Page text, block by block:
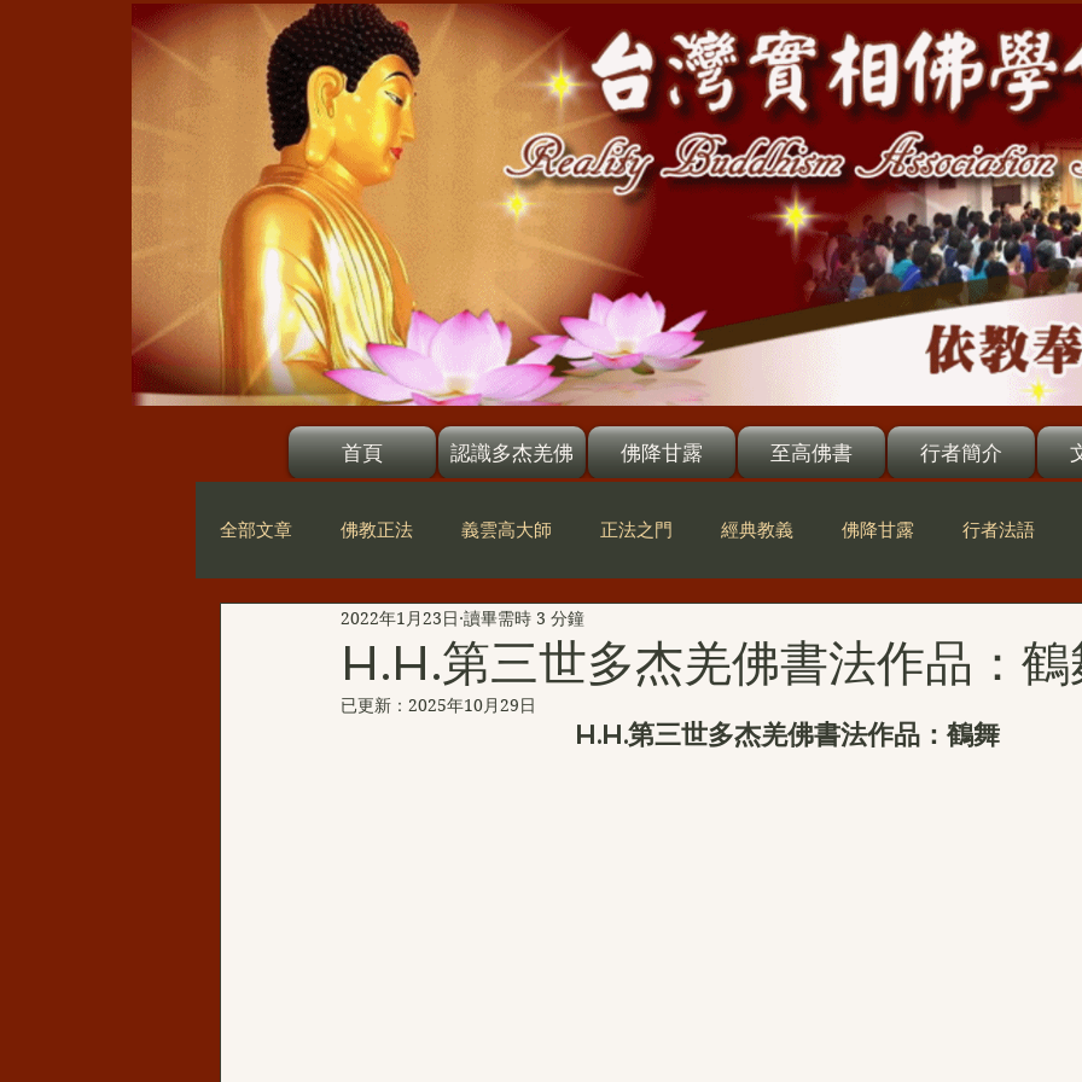
首頁 認識多杰羌佛 佛降甘露 至高佛書 行者簡介
全部文章 佛教正法 義雲高大師 正法之門 經典教義 佛降甘露 行者法語
第三世多杰羌佛辦公室公告 世界佛教總部公告
第三世多杰羌佛文化藝術館 H.H.第三世多杰羌佛詩詞歌
H.H.第三世多杰羌佛書法作品：鶴
2022年1月23日 讀畢需時 3 分鐘
已更新： 2025年10月29日
H.H.第三世多杰羌佛書法作品：鶴舞